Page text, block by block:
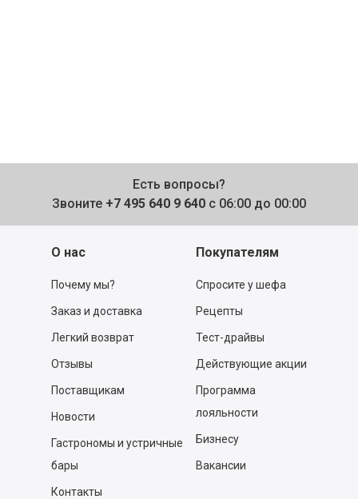
Есть вопросы?
Звоните +7 495 640 9 640 с 06:00 до 00:00
О нас
Почему мы?
Заказ и доставка
Легкий возврат
Отзывы
Поставщикам
Новости
Гастрономы и устричные
бары
Контакты
Покупателям
Спросите у шефа
Рецепты
Тест-драйвы
Действующие акции
Программа
лояльности
Бизнесу
Вакансии